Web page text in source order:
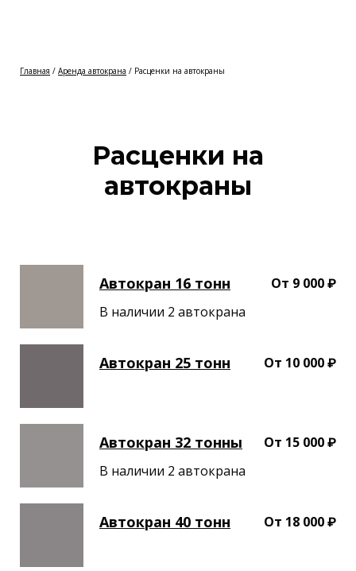
Главная / Аренда автокрана / Расценки на автокраны
Расценки на
автокраны
Автокран 16 тонн
От 9 000 ₽
В наличии 2 автокрана
Автокран 25 тонн От 10 000 ₽
Автокран 32 тонны
От 15 000 ₽
В наличии 2 автокрана
Автокран 40 тонн От 18 000 ₽